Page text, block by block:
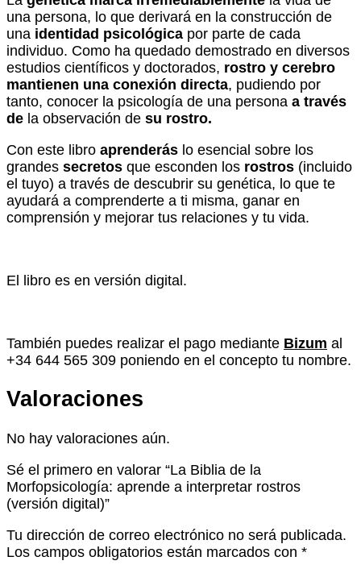
una persona, lo que derivará en la construcción de
una identidad psicológica por parte de cada
individuo. Como ha quedado demostrado en diversos
estudios científicos y doctorados, rostro y cerebro
mantienen una conexión directa, pudiendo por
tanto, conocer la psicología de una persona a través
de la observación de su rostro.
Con este libro aprenderás lo esencial sobre los
grandes secretos que esconden los rostros (incluido
el tuyo) a través de descubrir su genética, lo que te
ayudará a comprenderte a ti misma, ganar en
comprensión y mejorar tus relaciones y tu vida.
El libro es en versión digital.
También puedes realizar el pago mediante Bizum al
+34 644 565 309 poniendo en el concepto tu nombre.
Valoraciones
No hay valoraciones aún.
Sé el primero en valorar “La Biblia de la
Morfopsicología: aprende a interpretar rostros
(versión digital)”
Tu dirección de correo electrónico no será publicada.
Los campos obligatorios están marcados con *